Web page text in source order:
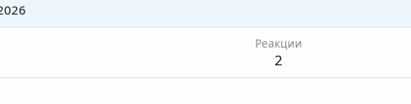
Реакции
2